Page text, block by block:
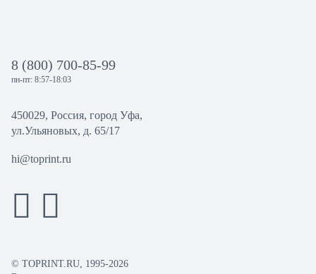
8 (800) 700-85-99
пн-пт: 8:57-18:03
450029, Россия, город Уфа,
ул.Ульяновых, д. 65/17
hi@toprint.ru
© TOPRINT.RU, 1995-2026